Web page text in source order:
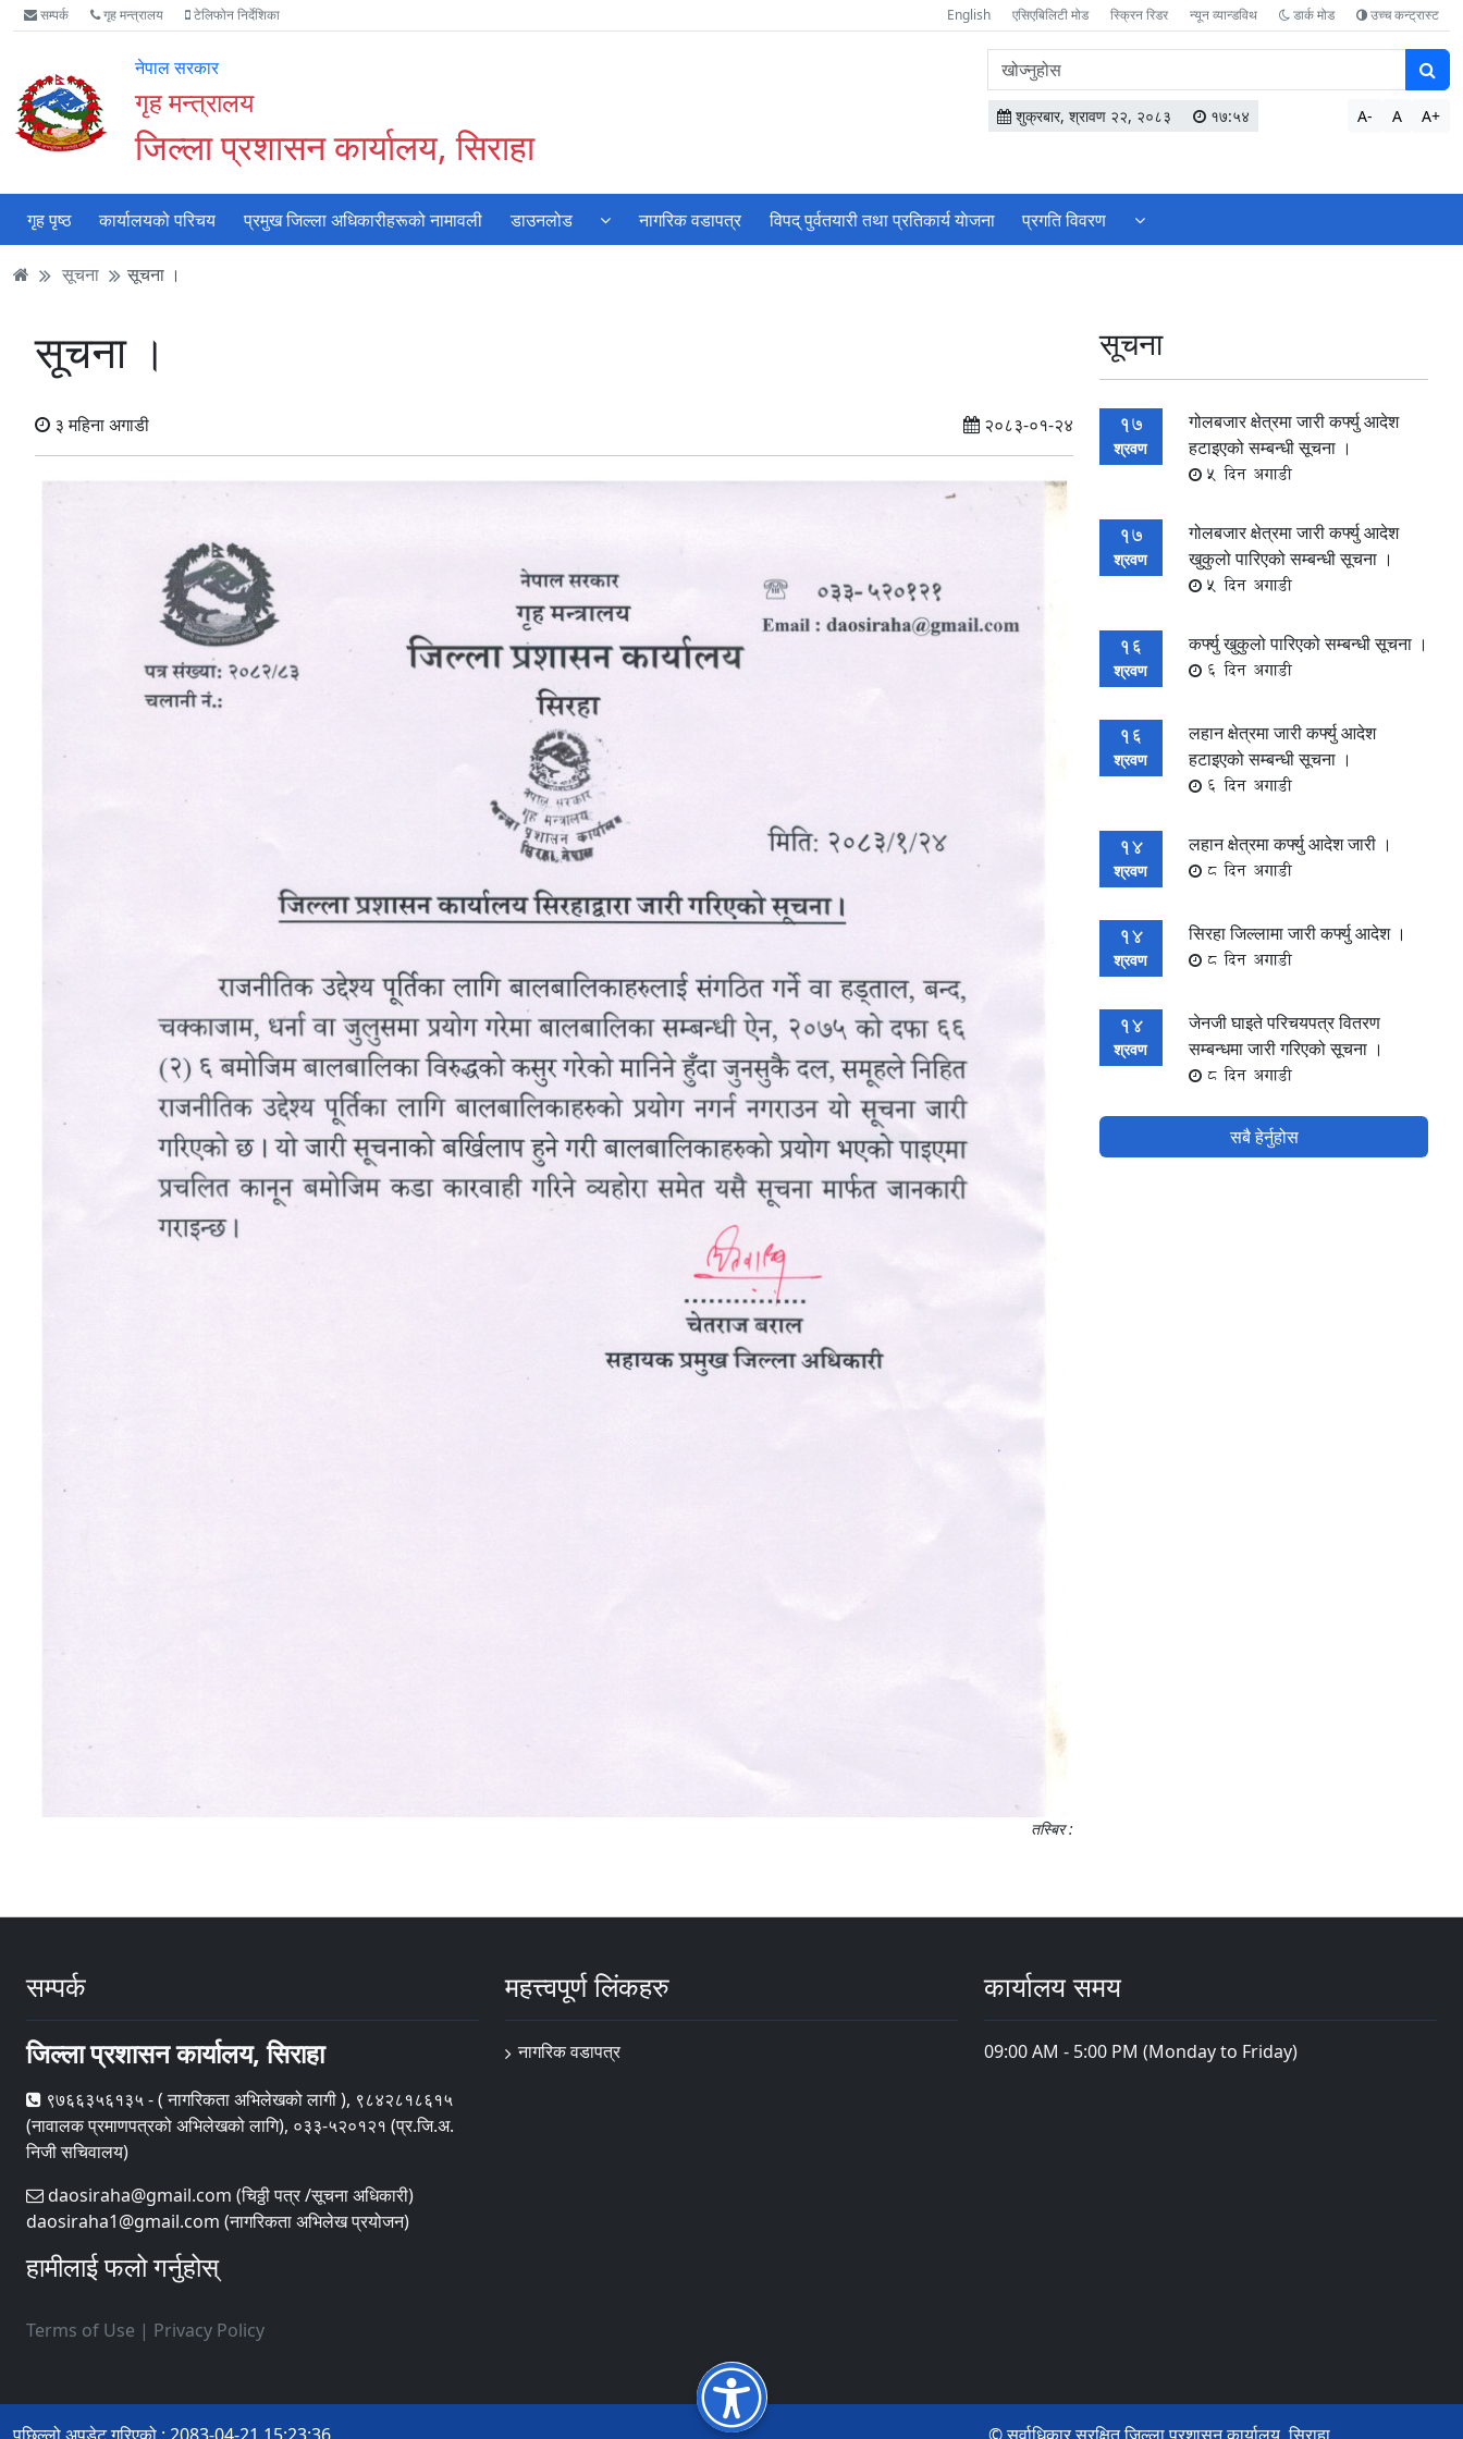
Accessibility
Mode
गर्नुहोस्
मुख्य
सामाग्री
मुख्य
नेभिगेसन
वेबसाइट
खोजमा
सम्पर्क गृह मन्त्रालय टेलिफोन निर्देशिका English एसिएबिलिटी मोड स्क्रिन रिडर न्यून व्यान्डविथ डार्क मोड उच्च कन्ट्रास्ट
नेपाल सरकार
गृह मन्त्रालय
जिल्ला प्रशासन कार्यालय, सिराहा
वेबसाइटमा
सामग्री
खोज्नुहोस
शुक्रबार, श्रावण २२, २०८३ १७:५४ A- A A+
गृह पृष्ठ कार्यालयको परिचय प्रमुख जिल्ला अधिकारीहरूको नामावली डाउनलोड नागरिक वडापत्र विपद् पुर्वतयारी तथा प्रतिकार्य याेजना प्रगति विवरण
सूचना सूचना ।
सूचना ।
३ महिना अगाडी २०८३-०१-२४
तस्बिर :
सूचना
17
श्रवण
गोलबजार क्षेत्रमा जारी कर्फ्यु आदेश
हटाइएको सम्बन्धी सूचना ।
5 दिन अगाडी
17
श्रवण
गोलबजार क्षेत्रमा जारी कर्फ्यु आदेश
खुकुलो पारिएको सम्बन्धी सूचना ।
5 दिन अगाडी
16
श्रवण
कर्फ्यु खुकुलो पारिएको सम्बन्धी सूचना ।
6 दिन अगाडी
16
श्रवण
लहान क्षेत्रमा जारी कर्फ्यु आदेश
हटाइएको सम्बन्धी सूचना ।
6 दिन अगाडी
14
श्रवण
लहान क्षेत्रमा कर्फ्यु आदेश जारी ।
8 दिन अगाडी
14
श्रवण
सिरहा जिल्लामा जारी कर्फ्यु आदेश ।
8 दिन अगाडी
14
श्रवण
जेनजी घाइते परिचयपत्र वितरण
सम्बन्धमा जारी गरिएको सूचना ।
8 दिन अगाडी
सबै हेर्नुहोस
सम्पर्क
जिल्ला प्रशासन कार्यालय, सिराहा
९७६६३५६१३५ - ( नागरिकता अभिलेखको लागी ), ९८४२८१८६१५
(नावालक प्रमाणपत्रको अभिलेखको लागि), ०३३-५२०१२१ (प्र.जि.अ.
निजी सचिवालय)
daosiraha@gmail.com (चिठ्ठी पत्र /सूचना अधिकारी)
daosiraha1@gmail.com (नागरिकता अभिलेख प्रयोजन)
हामीलाई फलो गर्नुहोस्
Terms of Use | Privacy Policy
महत्त्वपूर्ण लिंकहरु
नागरिक वडापत्र
कार्यालय समय
09:00 AM - 5:00 PM (Monday to Friday)